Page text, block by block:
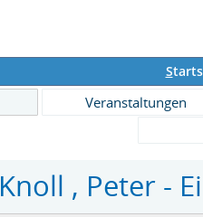
S
Veranstaltungen
Knoll , Peter -